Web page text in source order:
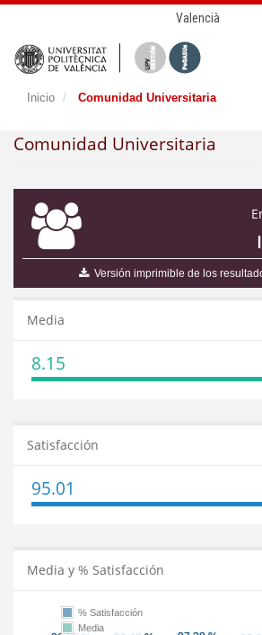
Valencià
Inicio Comunidad Universitaria
Comunidad Universitaria
Versión imprimible de los
Media
8.15
Satisfacción
95.01
Media y % Satisfacción
% Satisfacción
Media